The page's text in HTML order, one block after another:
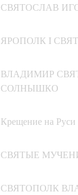
СВЯТОСЛАВ
ЯРОПОЛК I
ВЛАДИМИР
СОЛНЫШКО
Крещение на Руси
СВЯТЫЕ
СВЯТОПОЛК